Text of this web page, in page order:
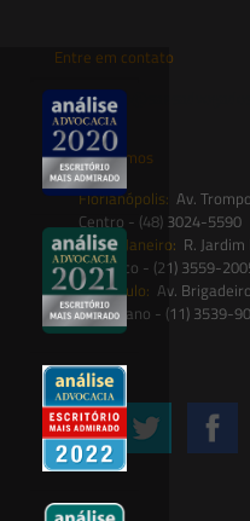
Entre em contato
Onde estamos
Florianópolis: Av.
Centro - (48) 3024-5590
Rio de Janeiro: R.
Botânico - (21) 3559-
São Paulo: Av.
Paulistano - (11) 3539-
Siga-nos